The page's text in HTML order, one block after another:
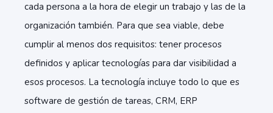
cada persona a la hora de elegir un trabajo y las de la
organización también. Para que sea viable, debe
cumplir al menos dos requisitos: tener procesos
definidos y aplicar tecnologías para dar visibilidad a
esos procesos. La tecnología incluye todo lo que es
software de gestión de tareas, CRM, ERP